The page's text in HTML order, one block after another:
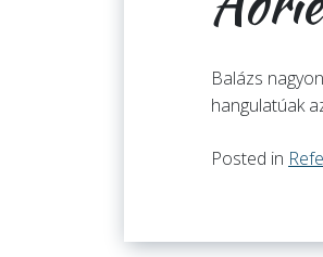
Balázs
hangulatúak
Posted in